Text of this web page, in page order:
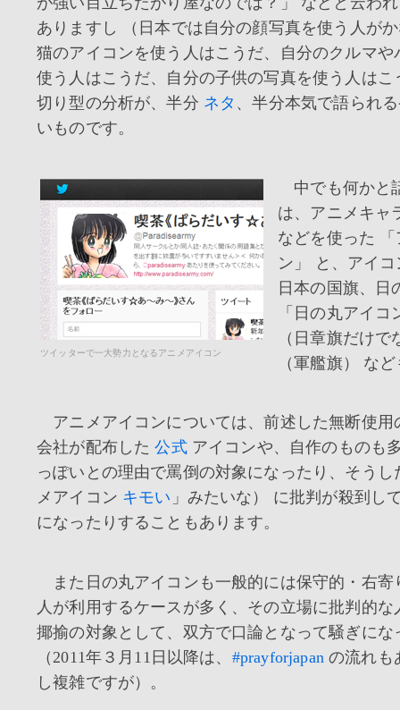
ありますし （日本では自分の顔写真を使う人が
猫のアイコンを使う人はこうだ、自分のクルマや
使う人はこうだ、自分の子供の写真を使う人はこ
切り型の分析が、半分 ネタ 、半分本気で語られ
いものです。
ツイッターで一大勢力となるアニメアイコン
中でも何かと
は、アニメキャ
などを使った
ン」 と、アイ
日本の国旗、日
「日の丸アイ
（日章旗だけ
（軍艦旗） な
アニメアイコンについては、前述した無断使用
会社が配布した公式アイコンや、自作のものも
っぽいとの理由で罵倒の対象になったり、そうし
メアイコン キモい 」みたいな） に批判が殺到し
になったりすることもあります。
また日の丸アイコンも一般的には保守的・右寄
人が利用するケースが多く、その立場に批判的な
揶揄の対象として、双方で口論となって騒ぎにな
（2011年３月11日以降は、 #prayforjapan の流れも
し複雑ですが）。